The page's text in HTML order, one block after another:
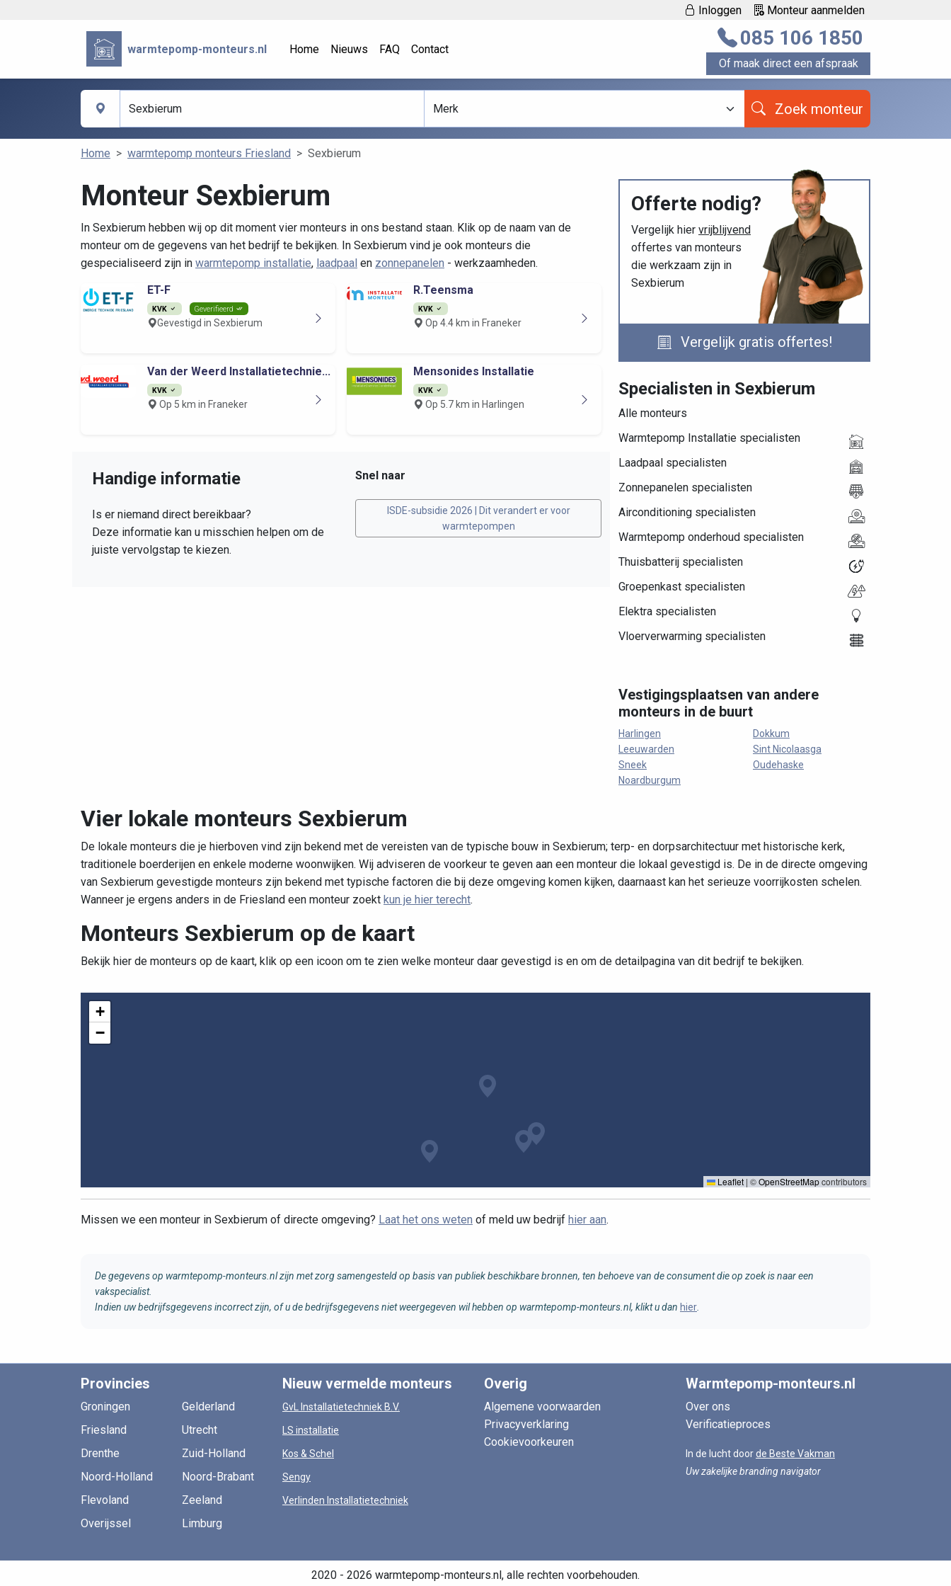
Inloggen Monteur aanmelden
warmtepomp-monteurs.nl Home Nieuws FAQ Contact 085 106 1850
Of maak direct een afspraak
Zoek monteur
Home warmtepomp monteurs Friesland Sexbierum
Monteur Sexbierum
In Sexbierum hebben wij op dit moment vier monteurs in ons bestand staan. Klik op de naam van de
monteur om de gegevens van het bedrijf te bekijken. In Sexbierum vind je ook monteurs die
gespecialiseerd zijn in warmtepomp installatie, laadpaal en zonnepanelen - werkzaamheden.
ET-F
KVK Geverifieerd
Gevestigd in Sexbierum
R.Teensma
KVK
Op 4.4 km in Franeker
Van der Weerd Installatietechnie...
KVK
Op 5 km in Franeker
Mensonides Installatie
KVK
Op 5.7 km in Harlingen
Handige informatie
Is er niemand direct bereikbaar?
Deze informatie kan u misschien helpen om de
juiste vervolgstap te kiezen.
Snel naar
ISDE-subsidie 2026 | Dit verandert er voor
warmtepompen
Offerte nodig?
Vergelijk hier vrijblijvend
offertes van monteurs
die werkzaam zijn in
Sexbierum
Vergelijk gratis offertes!
Specialisten in Sexbierum
Alle monteurs
Warmtepomp Installatie specialisten
Laadpaal specialisten
Zonnepanelen specialisten
Airconditioning specialisten
Warmtepomp onderhoud specialisten
Thuisbatterij specialisten
Groepenkast specialisten
Elektra specialisten
Vloerverwarming specialisten
Vestigingsplaatsen van andere
monteurs in de buurt
Harlingen
Leeuwarden
Sneek
Noardburgum
Dokkum
Sint Nicolaasga
Oudehaske
Vier lokale monteurs Sexbierum
De lokale monteurs die je hierboven vind zijn bekend met de vereisten van de typische bouw in Sexbierum; terp- en dorpsarchitectuur met historische kerk,
traditionele boerderijen en enkele moderne woonwijken. Wij adviseren de voorkeur te geven aan een monteur die lokaal gevestigd is. De in de directe omgeving
van Sexbierum gevestigde monteurs zijn bekend met typische factoren die bij deze omgeving komen kijken, daarnaast kan het serieuze voorrijkosten schelen.
Wanneer je ergens anders in de Friesland een monteur zoekt kun je hier terecht.
Monteurs Sexbierum op de kaart
Bekijk hier de monteurs op de kaart, klik op een icoon om te zien welke monteur daar gevestigd is en om de detailpagina van dit bedrijf te bekijken.
+
−
Leaflet | ©OpenStreetMapcontributors
Missen we een monteur in Sexbierum of directe omgeving? Laat het ons weten of meld uw bedrijf hier aan.
De gegevens op warmtepomp-monteurs.nl zijn met zorg samengesteld op basis van publiek beschikbare bronnen, ten behoeve van de consument die op zoek is naar een
vakspecialist.
Indien uw bedrijfsgegevens incorrect zijn, of u de bedrijfsgegevens niet weergegeven wil hebben op warmtepomp-monteurs.nl, klikt u dan hier
Provincies
Groningen
Friesland
Drenthe
Noord-Holland
Flevoland
Overijssel
Gelderland
Utrecht
Zuid-Holland
Noord-Brabant
Zeeland
Limburg
Nieuw vermelde monteurs
GvL Installatietechniek B.V.
LS installatie
Kos & Schel
Sengy
Verlinden Installatietechniek
Overig
Algemene voorwaarden
Privacyverklaring
Cookievoorkeuren
Warmtepomp-monteurs.nl
Over ons
Verificatieproces
In de lucht doorde Beste Vakman
Uw zakelijke branding navigator
2020 - 2026 warmtepomp-monteurs.nl, alle rechten voorbehouden.